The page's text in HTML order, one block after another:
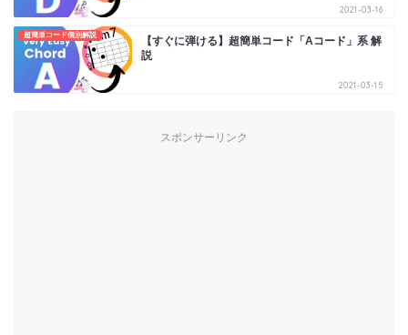
2021-03-16
超簡単コード個別解説
【すぐに弾ける】超簡単コード「Aコード」系 解
説
2021-03-15
スポンサーリンク